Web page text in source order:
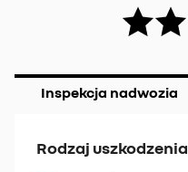
Inspekcja nadwozia
Rodzaj uszkodzenia